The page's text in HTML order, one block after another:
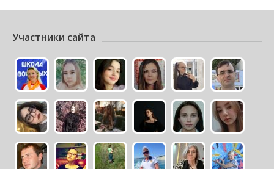
Участники сайта